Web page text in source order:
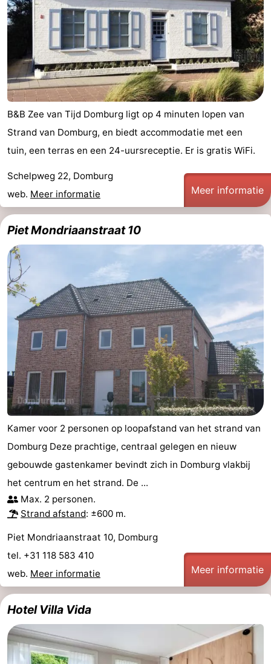
B&B Zee van Tijd Domburg ligt op 4 minuten lopen van
Strand van Domburg, en biedt accommodatie met een
tuin, een terras en een 24-uursreceptie. Er is gratis WiFi.
Schelpweg 22, Domburg
web. Meer informatie Meer informatie
Piet Mondriaanstraat 10
Kamer voor 2 personen op loopafstand van het strand van
Domburg Deze prachtige, centraal gelegen en nieuw
gebouwde gastenkamer bevindt zich in Domburg vlakbij
het centrum en het strand. De ...
Max. 2 personen.
Strand afstand: ±600 m.
Piet Mondriaanstraat 10, Domburg
tel. +31 118 583 410
web. Meer informatie Meer informatie
Hotel Villa Vida